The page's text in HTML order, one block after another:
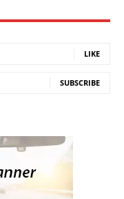
LIKE
SUBSCRIBE